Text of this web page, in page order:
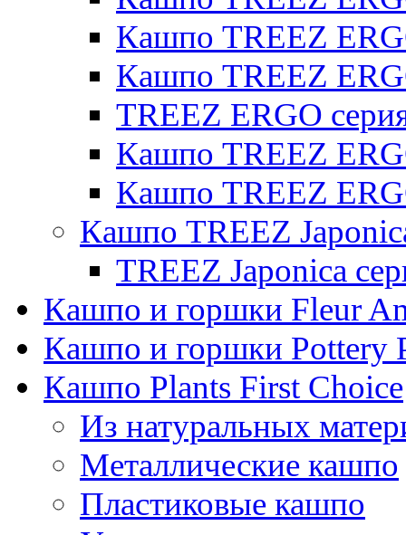
Кашпо TREEZ
Кашпо TREEZ
TREEZ ERGO
Кашпо TREEZ
Кашпо TREEZ
Кашпо TREEZ
TREEZ Japonica
Кашпо и горшки Fleur
Кашпо и горшки Pottery
Кашпо Plants First Choice
Из натуральных
Металлические кашпо
Пластиковые кашпо